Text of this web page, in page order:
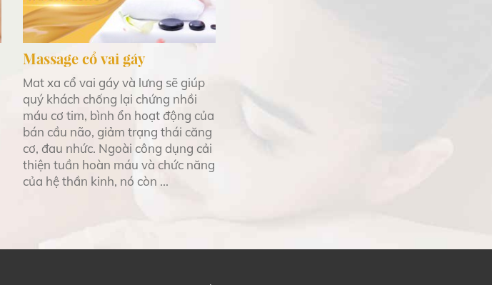
Massage cổ vai gáy
Mat xa cổ vai gáy và lưng sẽ giúp
quý khách chống lại chứng nhồi
máu cơ tim, bình ổn hoạt động của
bán cầu não, giảm trạng thái căng
cơ, đau nhức. Ngoài công dụng cải
thiện tuần hoàn máu và chức năng
của hệ thần kinh, nó còn ...